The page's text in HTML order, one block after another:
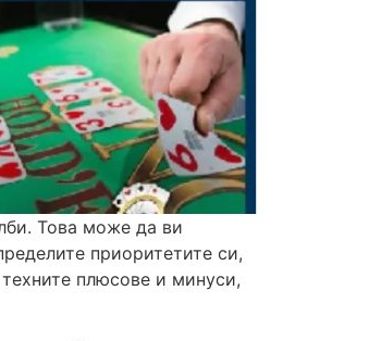
Това може да ви
приоритетите си,
плюсове и минуси,